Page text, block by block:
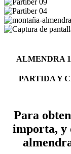
ALMENDRA
PARTIDA Y
Para
importa, y